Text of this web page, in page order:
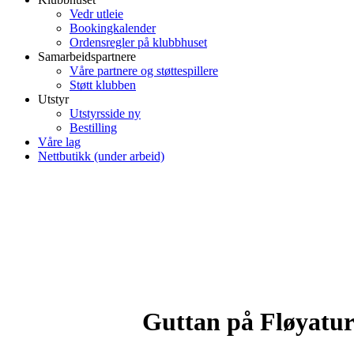
Vedr utleie
Bookingkalender
Ordensregler på klubbhuset
Samarbeidspartnere
Våre partnere og støttespillere
Støtt klubben
Utstyr
Utstyrsside ny
Bestilling
Våre lag
Nettbutikk (under arbeid)
Guttan på